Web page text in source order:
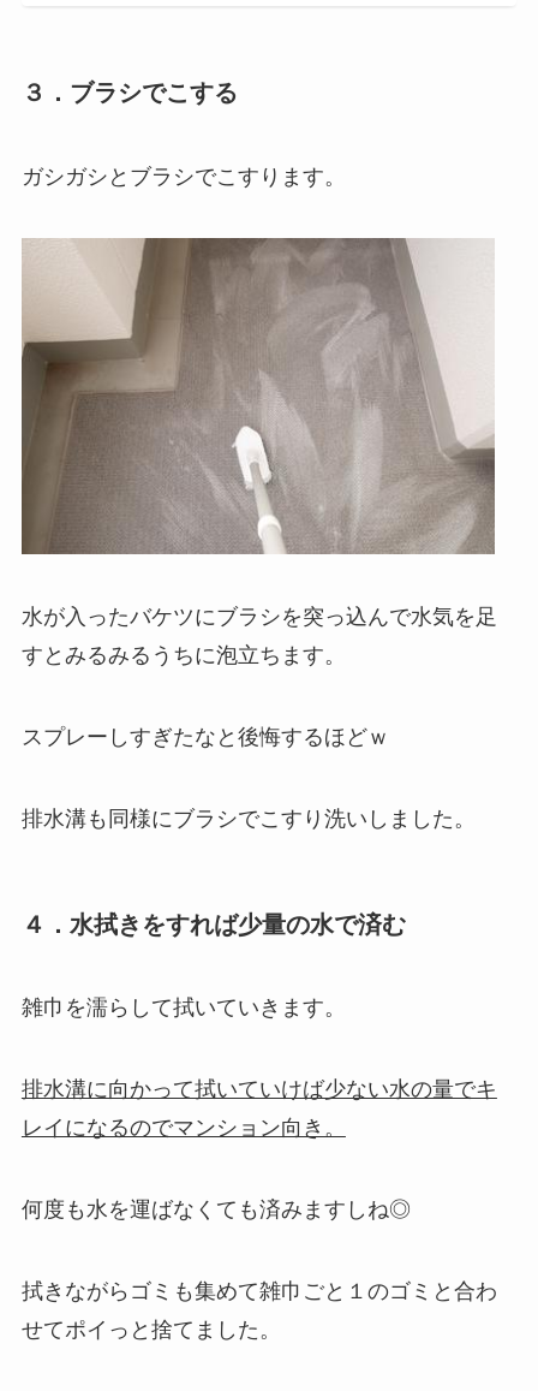
３．ブラシでこする
ガシガシとブラシでこすります。
水が入ったバケツにブラシを突っ込んで水気を足
すとみるみるうちに泡立ちます。
スプレーしすぎたなと後悔するほどｗ
排水溝も同様にブラシでこすり洗いしました。
４．水拭きをすれば少量の水で済む
雑巾を濡らして拭いていきます。
排水溝に向かって拭いていけば少ない水の量でキ
レイになるのでマンション向き。
何度も水を運ばなくても済みますしね◎
拭きながらゴミも集めて雑巾ごと１のゴミと合わ
せてポイっと捨てました。